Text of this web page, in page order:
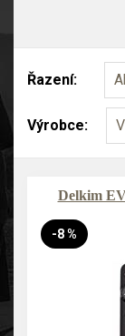
Řazení:
Výrobce:
Delkim
-8 %